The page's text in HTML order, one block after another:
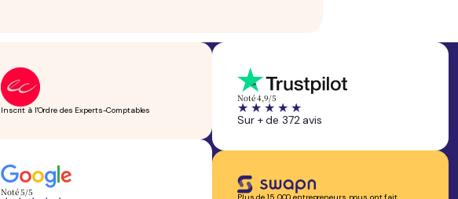
Inscrit à l'Ordre des Experts-Comptables
Noté 5/5
Noté 4,9/5
Sur + de 372 avis